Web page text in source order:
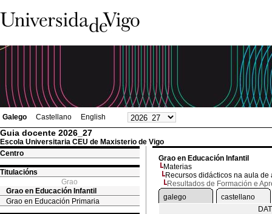
Galego Castellano English
Guia docente 2026_27
Escola Universitaria CEU de Maxisterio de Vigo
Centro
Titulacións
Grao
Grao en Educación Infantil
Grao en Educación Primaria
Grao en Educación Infantil
Materias
Recursos didácticos na aula
Resultados de Formación e
galego
castellano